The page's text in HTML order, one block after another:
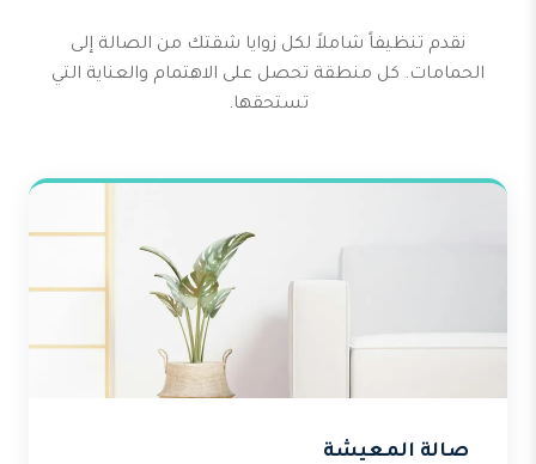
نقدم تنظيفاً شاملاً لكل زوايا شقتك من الصالة إلى
الحمامات. كل منطقة تحصل على الاهتمام والعناية التي
تستحقها.
صالة المعيشة